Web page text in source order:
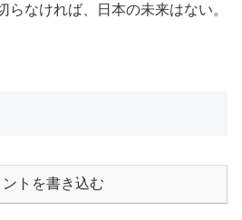
なければ、日本の未来はない。
ントを書き込む